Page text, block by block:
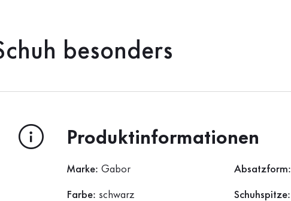
besonders
Produktinformationen
Marke: Gabor Absatzform:
Farbe: schwarz Schuhspitze: